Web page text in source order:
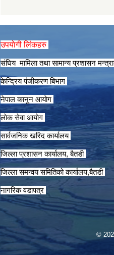
उपयाेगी लिंकहरु
संघिय मामिला तथा सामान्य प्रशासन
केन्द्रिय पंजीकरण बिभाग
नेपाल कानुन आयाेग
लाेक सेवा आयाेग
सार्वजनिक खरिद कार्यालय
जिल्ला प्रशासन कार्यालय, बैतडी
जिल्ला समन्वय समितिको कार्यालय,बैतडी
नागरिक वडापत्र
©